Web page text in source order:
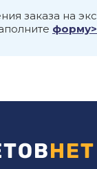
заказа на